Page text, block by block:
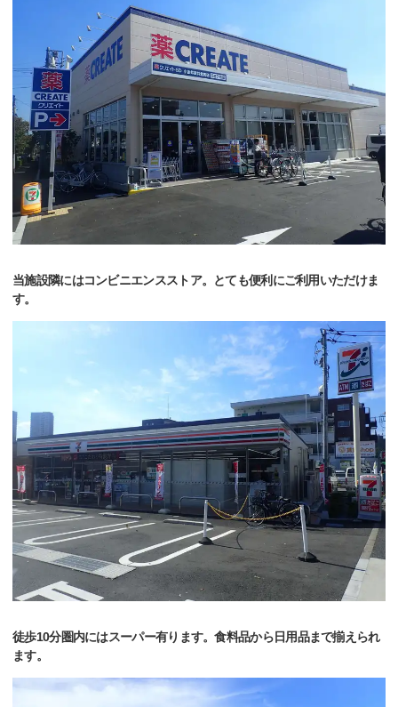
当施設隣にはコンビニエンスストア。とても便利にご利用いただけま
す。
徒歩10分圏内にはスーパー有ります。食料品から日用品まで揃えられ
ます。